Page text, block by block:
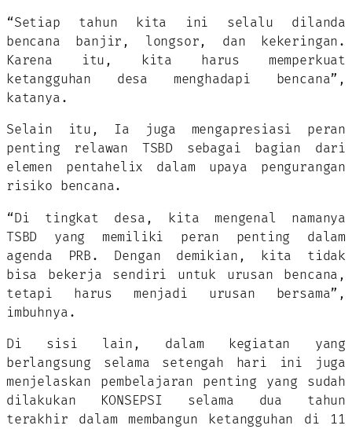
“Setiap tahun kita ini selalu dilanda
bencana banjir, longsor, dan kekeringan.
Karena itu, kita harus memperkuat
ketangguhan desa menghadapi bencana”,
katanya.
Selain itu, Ia juga mengapresiasi peran
penting relawan TSBD sebagai bagian dari
elemen pentahelix dalam upaya pengurangan
risiko bencana.
“Di tingkat desa, kita mengenal namanya
TSBD yang memiliki peran penting dalam
agenda PRB. Dengan demikian, kita tidak
bisa bekerja sendiri untuk urusan bencana,
tetapi harus menjadi urusan bersama”,
imbuhnya.
Di sisi lain, dalam kegiatan yang
berlangsung selama setengah hari ini juga
menjelaskan pembelajaran penting yang sudah
dilakukan KONSEPSI selama dua tahun
terakhir dalam membangun ketangguhan di 11